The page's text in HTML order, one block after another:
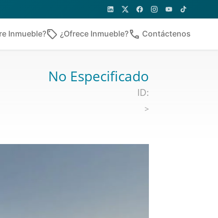
Inmueble?sell ¿Ofrece Inmueble?phone Contáctenos
No Especificado
ID:
>